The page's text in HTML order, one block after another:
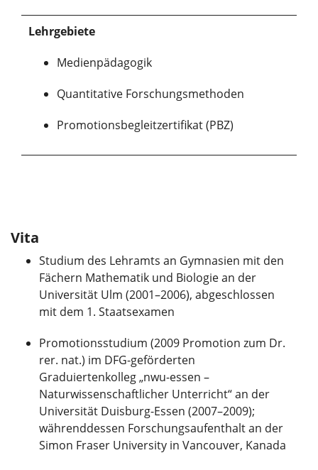
Lehrgebiete
Medienpädagogik
Quantitative Forschungsmethoden
Promotionsbegleitzertifikat (PBZ)
Vita
Studium des Lehramts an Gymnasien mit den
Fächern Mathematik und Biologie an der
Universität Ulm (2001–2006), abgeschlossen
mit dem 1. Staatsexamen
Promotionsstudium (2009 Promotion zum Dr.
rer. nat.) im DFG-geförderten
Graduiertenkolleg „nwu-essen –
Naturwissenschaftlicher Unterricht“ an der
Universität Duisburg-Essen (2007–2009);
währenddessen Forschungsaufenthalt an der
Simon Fraser University in Vancouver, Kanada